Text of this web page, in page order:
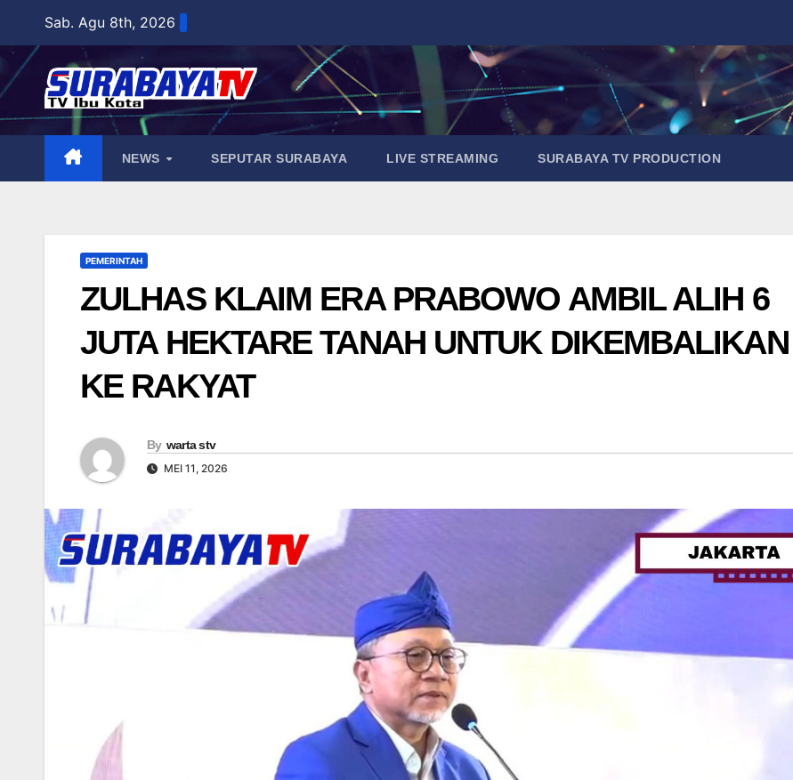
content
Sab. Agu 8th, 2026
NEWS SEPUTAR SURABAYA LIVE STREAMING SURABAYA TV PRODUCTION
PEMERINTAH
ZULHAS KLAIM ERA PRABOWO AMBIL ALIH 6
JUTA HEKTARE TANAH UNTUK DIKEMBALIKAN
KE RAKYAT
By warta stv
MEI 11, 2026